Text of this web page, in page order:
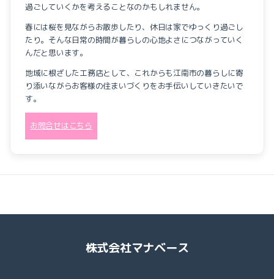
過ごしていくかを考えることなのかもしれません。
春には桜を見ながらお散歩したり、休日は家でゆっくり過ごし
たり。そんな日常の時間が暮らしの心地よさにつながっていく
んだと思います。
地域に根ざした工務店として、これからも江南市の暮らしに寄
り添いながらお客様の住まいづくりをお手伝いしていきたいで
す。
お問合せはこちら
株式会社マナベース